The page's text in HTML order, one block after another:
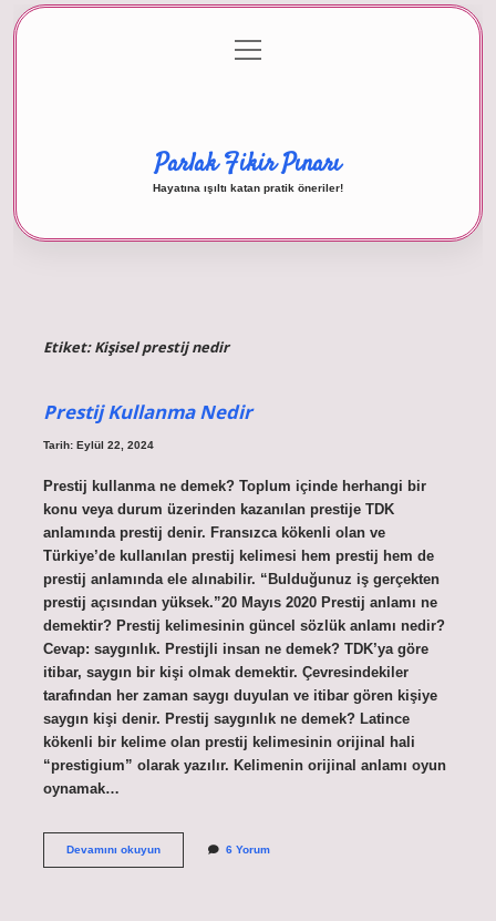
Gizlilik Politikası
menüyü
aç
Parlak Fikir Pınarı
Hayatına ışıltı katan pratik öneriler!
Etiket:Kişisel prestij nedir
Prestij Kullanma Nedir
Tarih: Eylül 22, 2024
Prestij kullanma ne demek? Toplum içinde herhangi bir
konu veya durum üzerinden kazanılan prestije TDK
anlamında prestij denir. Fransızca kökenli olan ve
Türkiye’de kullanılan prestij kelimesi hem prestij hem de
prestij anlamında ele alınabilir. “Bulduğunuz iş gerçekten
prestij açısından yüksek.”20 Mayıs 2020 Prestij anlamı ne
demektir? Prestij kelimesinin güncel sözlük anlamı nedir?
Cevap: saygınlık. Prestijli insan ne demek? TDK’ya göre
itibar, saygın bir kişi olmak demektir. Çevresindekiler
tarafından her zaman saygı duyulan ve itibar gören kişiye
saygın kişi denir. Prestij saygınlık ne demek? Latince
kökenli bir kelime olan prestij kelimesinin orijinal hali
“prestigium” olarak yazılır. Kelimenin orijinal anlamı oyun
oynamak…
Devamını okuyunPrestij
6 Yorum